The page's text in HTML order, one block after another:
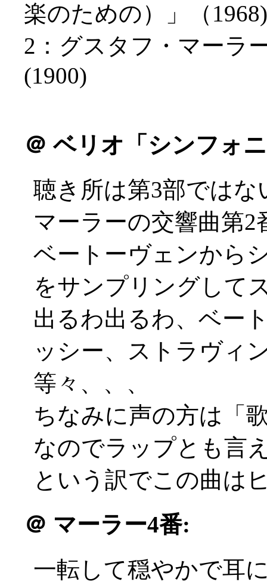
楽のための）」（1968)
2：グスタフ・マーラ
(1900)
＠ ベリオ「シンフォ
聴き所は第3部ではな
マーラーの交響曲第
ベートーヴェンから
をサンプリングして
出るわ出るわ、ベー
ッシー、ストラヴィ
等々、、、
ちなみに声の方は「
なのでラップとも言
という訳でこの曲は
＠ マーラー4番:
一転して穏やかで耳